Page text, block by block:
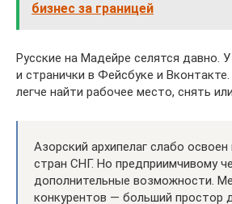
бизнес за границей
Русские на Мадейре селятся давно.
и странички в Фейсбуке и
легче найти рабочее место, снять
Азорский архипелаг слабо
стран СНГ. Но предприимчивому
дополнительные возможности.
конкурентов — больший простор